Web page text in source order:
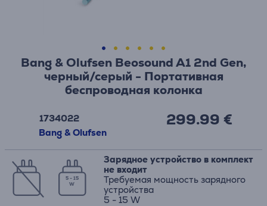
Bang & Olufsen Beosound A1 2nd Gen,
черный/серый - Портативная
беспроводная колонка
1734022
Bang & Olufsen
299.99 €
5 - 15
W
Зарядное устройство в комплект
не входит
Требуемая мощность зарядного
устройства
5 - 15 W